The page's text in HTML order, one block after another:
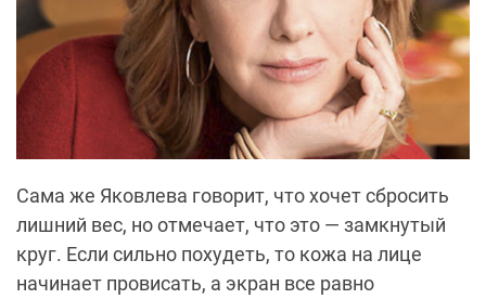
Сама же Яковлева говорит, что хочет сбросить
лишний вес, но отмечает, что это — замкнутый
круг. Если сильно похудеть, то кожа на лице
начинает провисать, а экран все равно